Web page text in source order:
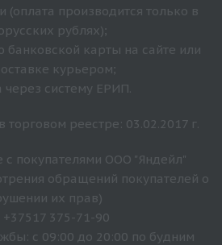
(оплата производится только в
рублях);
карты на сайте или
курьером;
через систему ЕРИП.
торговом реестре: 03.02.2017 г.
с покупателями ООО "Яндейл"
обращений покупателей о
их прав)
+37517 375-71-90
с 09:00 до 20:00 по будним